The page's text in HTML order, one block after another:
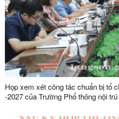
Họp xem xét công tác chuẩn bị tổ
-2027 của Trường Phổ thông nội